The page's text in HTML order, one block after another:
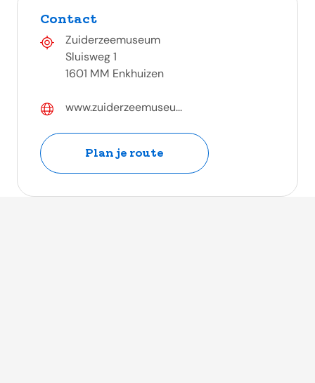
Contact
Zuiderzeemuseum
Sluisweg 1
1601 MM Enkhuizen
www.zuiderzeemuseu...
Plan je route